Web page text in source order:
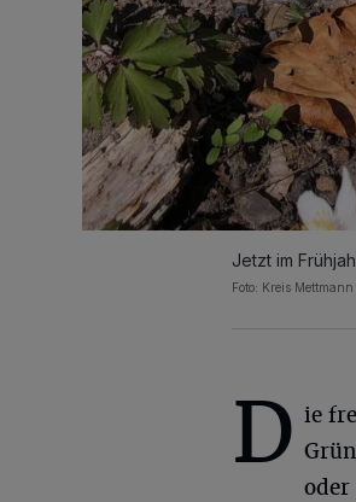
Jetzt im
Foto: Kreis Mettmann
D ie